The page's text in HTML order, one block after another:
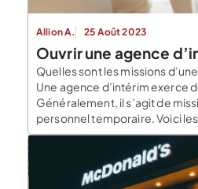
Allion A. 25 Août 2023
Ouvrir une agence
Quelles sont les missions
Une agence d’intérim exerce
Généralement, il s’agit de
personnel temporaire. Voici
dont elle se charge :
candidats qualifiés pour le
les potentiels candidats avec
fonction […]